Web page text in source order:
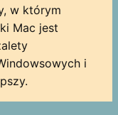
w którym
Mac jest
i